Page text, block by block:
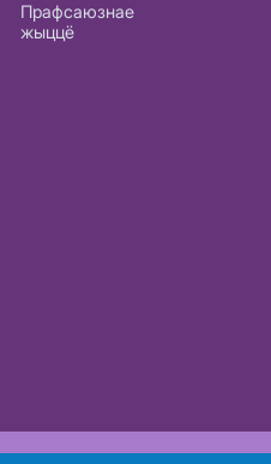
Прафсаюзнае
жыццё